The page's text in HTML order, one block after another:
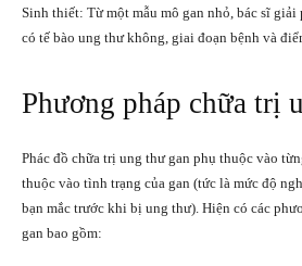
Sinh thiết: Từ một mẫu mô gan nhỏ, bác sĩ giải
có tế bào ung thư không, giai đoạn bệnh và
Phương pháp chữa trị
Phác đồ chữa trị ung thư gan phụ thuộc vào
thuộc vào tình trạng của gan (tức là mức độ
bạn mắc trước khi bị ung thư). Hiện có các
gan bao gồm: